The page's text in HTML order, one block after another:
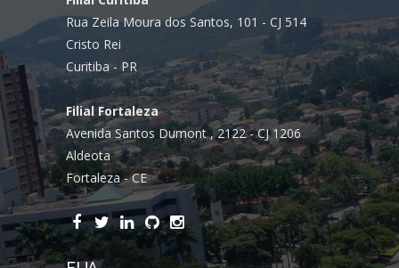
Rua Zeila Moura dos Santos, 101 - CJ 514
Cristo Rei
Curitiba - PR
Filial Fortaleza
Avenida Santos Dumont , 2122 - CJ 1206
Aldeota
Fortaleza - CE